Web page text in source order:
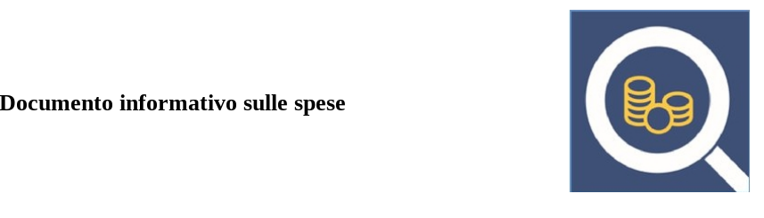
Documento informativo sulle spese